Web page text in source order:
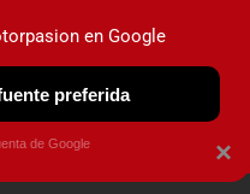
OBSERVATORIO
×
en Google
preferida
de Google